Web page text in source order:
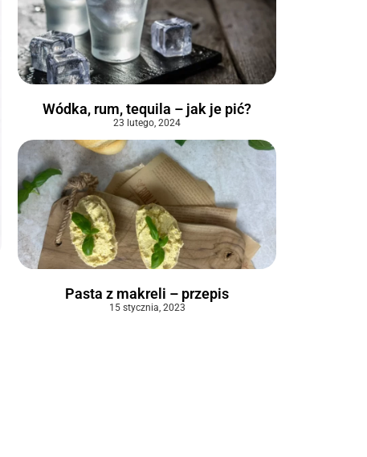
Wódka, rum, tequila – jak je pić?
23 lutego, 2024
Pasta z makreli – przepis
15 stycznia, 2023